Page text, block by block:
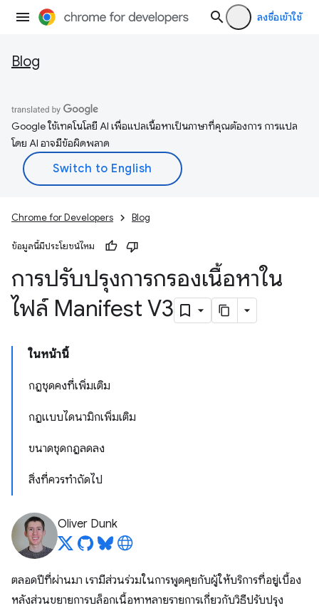
ลงชื่อเข้าใช้
Blog
Google ใช้เทคโนโลยี AI เพื่อแปลเนื้อหาเป็นภาษาที่คุณต้องการ การแปล
โดย AI อาจมีข้อผิดพลาด
Chrome for Developers Blog
ข้อมูลนี้มีประโยชน์ไหม
การปรับปรุงการกรองเนื้อหาใน
ไฟล์ Manifest V3
ในหน้านี้
กฎชุดคงที่เพิ่มเติม
กฎแบบไดนามิกเพิ่มเติม
ขนาดชุดกฎลดลง
สิ่งที่ควรทำถัดไป
Oliver Dunk
ตลอดปีที่ผ่านมา เรามีส่วนร่วมในการพูดคุยกับผู้ให้บริการที่อยู่เบื้อง
หลังส่วนขยายการบล็อกเนื้อหาหลายรายการเกี่ยวกับวิธีปรับปรุง